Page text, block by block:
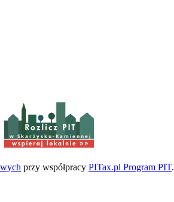
w Skarżysku-Kamiennej
przy współpracy PITax.pl Program PIT.